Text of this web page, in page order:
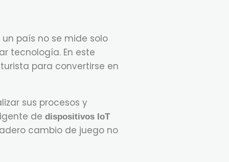
país no se mide solo
tecnología. En este
para convertirse en
sus procesos y
de dispositivos IoT
cambio de juego no